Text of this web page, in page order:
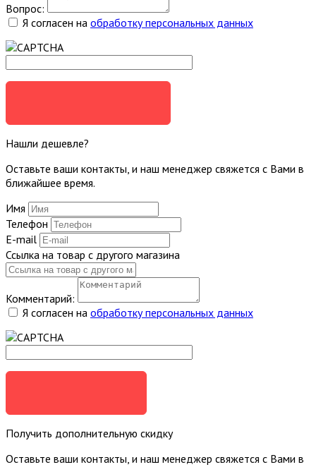
Вопрос:
Я согласен на обработку персональных данных
Нашли дешевле?
Оставьте ваши контакты, и наш менеджер свяжется с Вами в
ближайшее время.
Имя
Телефон
E-mail
Ссылка на товар с другого магазина
Комментарий:
Я согласен на обработку персональных данных
Получить дополнительную скидку
Оставьте ваши контакты, и наш менеджер свяжется с Вами в